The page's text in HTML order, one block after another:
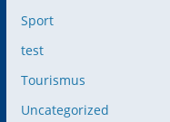
Sport
test
Tourismus
Uncategorized